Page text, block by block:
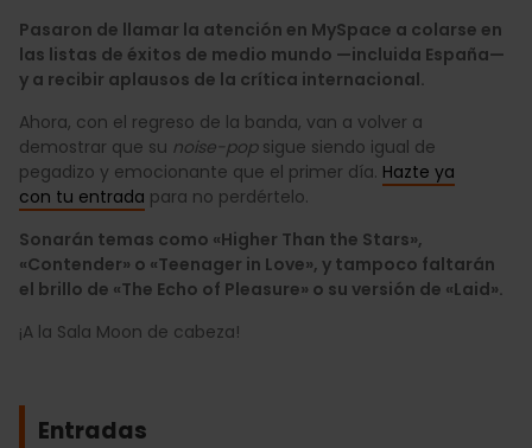
Pasaron de llamar la atención en MySpace a colarse en
las listas de éxitos de medio mundo —incluida España—
y a recibir aplausos de la crítica internacional.
Ahora, con el regreso de la banda, van a volver a
demostrar que su noise-popsigue siendo igual de
pegadizo y emocionante que el primer día. Hazte ya
con tu entrada para no perdértelo.
Sonarán temas como «Higher Than the Stars»,
«Contender» o «Teenager in Love», y tampoco faltarán
el brillo de «The Echo of Pleasure» o su versión de «Laid».
¡A la Sala Moon de cabeza!
Entradas